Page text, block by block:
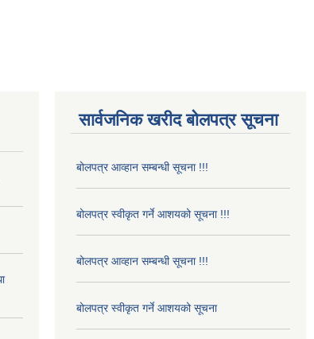
सार्वजनिक खरीद बोलपत्र सूचना
बोलपत्र आव्हान सम्बन्धी सूचना !!!
बोलपत्र स्वीकृत गर्ने आशयको सूचना !!!
बोलपत्र आव्हान सम्बन्धी सूचना !!!
बोलपत्र स्वीकृत गर्ने आशयको सूचना